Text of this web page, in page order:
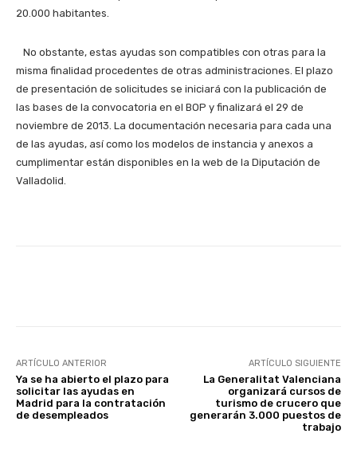
20.000 habitantes.
No obstante, estas ayudas son compatibles con otras para la
misma finalidad procedentes de otras administraciones. El plazo
de presentación de solicitudes se iniciará con la publicación de
las bases de la convocatoria en el BOP y finalizará el 29 de
noviembre de 2013. La documentación necesaria para cada una
de las ayudas, así como los modelos de instancia y anexos a
cumplimentar están disponibles en la web de la Diputación de
Valladolid.
ARTÍCULO ANTERIOR
Ya se ha abierto el plazo para
solicitar las ayudas en
Madrid para la contratación
de desempleados
ARTÍCULO SIGUIENTE
La Generalitat Valenciana
organizará cursos de
turismo de crucero que
generarán 3.000 puestos de
trabajo